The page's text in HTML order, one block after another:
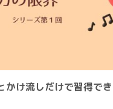
かけ流しだけで習得で